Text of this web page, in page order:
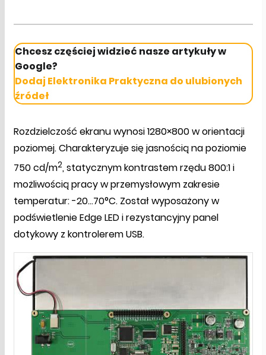
Chcesz częściej widzieć nasze artykuły w
Google?
Dodaj Elektronika Praktyczna do ulubionych
źródeł
Rozdzielczość ekranu wynosi 1280×800 w orientacji
poziomej. Charakteryzuje się jasnością na poziomie
750 cd/m2, statycznym kontrastem rzędu 800:1 i
możliwością pracy w przemysłowym zakresie
temperatur: -20...70°C. Został wyposażony w
podświetlenie Edge LED i rezystancyjny panel
dotykowy z kontrolerem USB.